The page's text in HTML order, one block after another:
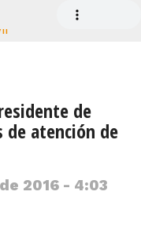
de
de atención de
2016 - 4:03